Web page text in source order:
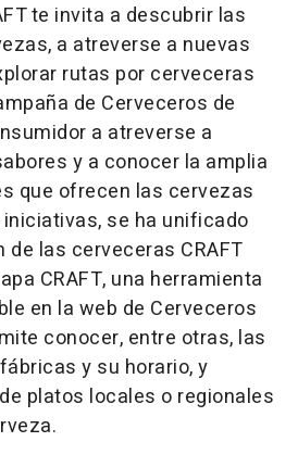
te invita a descubrir las
a atreverse a nuevas
rutas por cerveceras
de Cerveceros de
a atreverse a
y a conocer la amplia
que ofrecen las cervezas
iniciativas, se ha unificado
las cerveceras CRAFT
CRAFT, una herramienta
en la web de Cerveceros
conocer, entre otras, las
y su horario, y
platos locales o regionales